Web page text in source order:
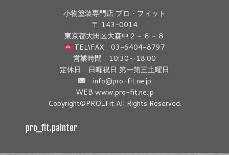
小物塗装専門店 プロ・フィット
〒 143-0014
東京都大田区大森中２－６－８
TEL\FAX 03-6404-8797
営業時間 10:30～18:00
定休日 日曜祝日 第一第三土曜日
info@pro-fit.ne.jp
WEB www.pro-fit.ne.jp
Copyright©PRO_Fit All Rights Reserved.
pro_fit.painter